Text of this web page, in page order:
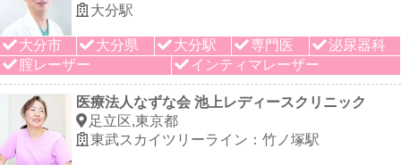
大分駅
大分市 大分県 大分駅 専門医
泌尿器科
腟レーザー
インティマレーザー
医療法人なずな会 池上レディースクリニック
足立区,東京都
東武スカイツリーライン：竹ノ塚駅